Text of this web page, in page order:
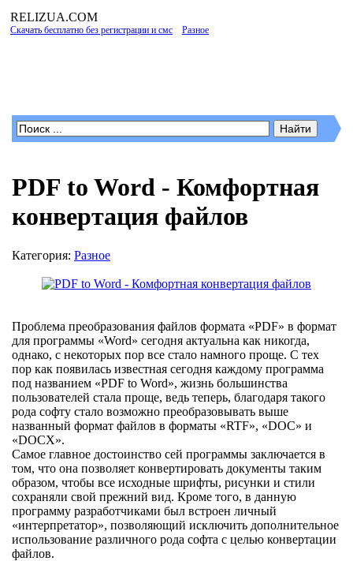
RELIZUA.COM
Скачать бесплатно без регистрации и смс Разное
PDF to Word - Комфортная
конвертация файлов
Категория: Разное
Проблема преобразования файлов формата «PDF» в формат
для программы «Word» сегодня актуальна как никогда,
однако, с некоторых пор все стало намного проще. С тех
пор как появилась известная сегодня каждому программа
под названием «PDF to Word», жизнь большинства
пользователей стала проще, ведь теперь, благодаря такого
рода софту стало возможно преобразовывать выше
названный формат файлов в форматы «RTF», «DOC» и
«DOCX».
Самое главное достоинство сей программы заключается в
том, что она позволяет конвертировать документы таким
образом, чтобы все исходные шрифты, рисунки и стили
сохраняли свой прежний вид. Кроме того, в данную
программу разработчиками был встроен личный
«интерпретатор», позволяющий исключить дополнительное
использование различного рода софта с целью конвертации
файлов.